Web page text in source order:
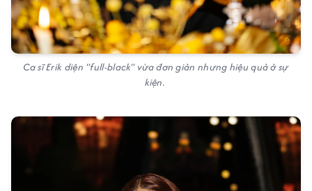
Ca sĩ Erik diện "full-black" vừa đơn giản nhưng hiệu quả ở sự
kiện.